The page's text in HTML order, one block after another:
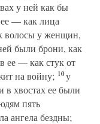
у ней как бы
— как лица
волосы у женщин,
были брони, как
ее — как стук от
на войну; 10у
в хвостах ее были
пять
ангела бездны;